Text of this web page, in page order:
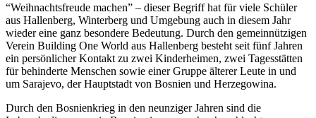
“Weihnachtsfreude machen” – dieser Begriff hat für viele Schüler
aus Hallenberg, Winterberg und Umgebung auch in diesem Jahr
wieder eine ganz besondere Bedeutung. Durch den gemeinnützigen
Verein Building One World aus Hallenberg besteht seit fünf Jahren
ein persönlicher Kontakt zu zwei Kinderheimen, zwei Tagesstätten
für behinderte Menschen sowie einer Gruppe älterer Leute in und
um Sarajevo, der Hauptstadt von Bosnien und Herzegowina.
Durch den Bosnienkrieg in den neunziger Jahren sind die